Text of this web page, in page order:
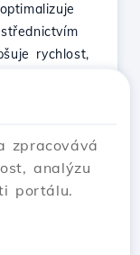
rychlost,
zpracovává
analýzu
portálu.